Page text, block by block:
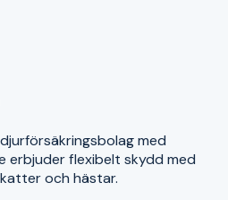
med
erbjuder flexibelt skydd med
och hästar.